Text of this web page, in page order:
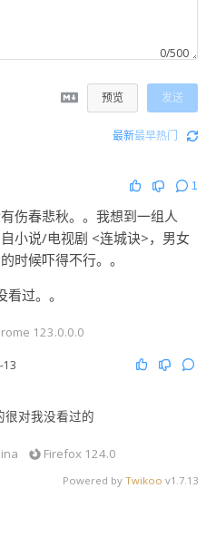
0/500
预览 发送
最新最早热门
1
伤春悲秋。。我想到一组人
小说/电视剧 <连城诀>，男女
时候吓得不行。。
过。。
123.0.0.0
13
很对我没看过的
Firefox 124.0
Powered by Twikoo v1.7.13